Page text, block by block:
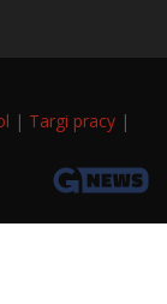
| Targi pracy |